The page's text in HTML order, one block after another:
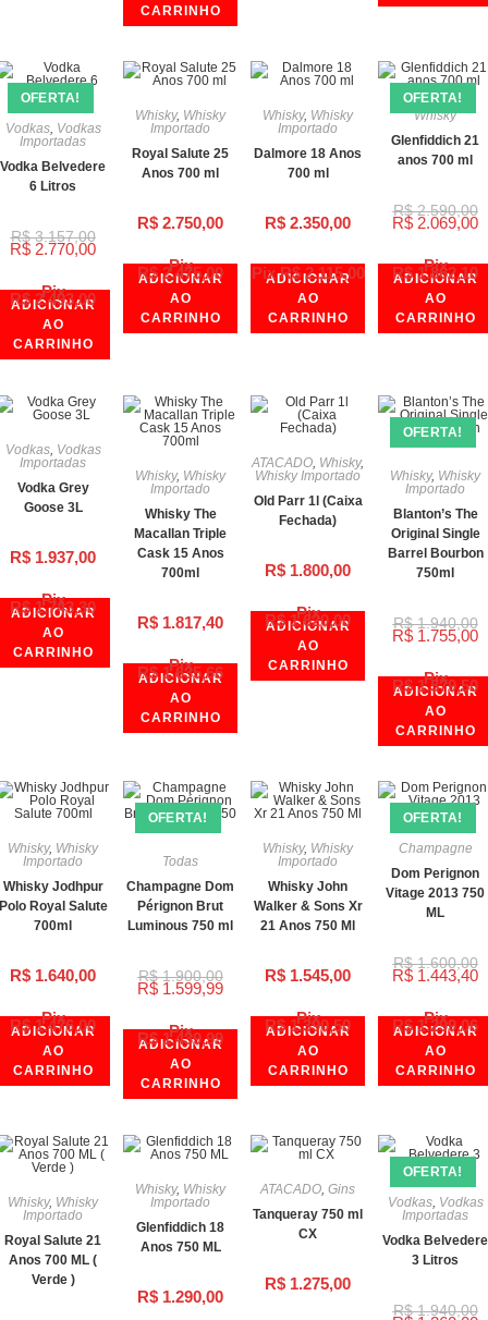
CARRINHO
Pix
R$2.493,00
OFERTA!
Vodkas, Vodkas
Importadas
Vodka Belvedere
6 Litros
R$3.157,00
R$ 2.770,00
ADICIONAR
AO
CARRINHO
Pix
R$2.475,00
Whisky, Whisky
Importado
Royal Salute 25
Anos 700 ml
R$ 2.750,00
ADICIONAR
AO
CARRINHO
Pix R$2.115,00
Whisky, Whisky
Importado
Dalmore 18 Anos
700 ml
R$ 2.350,00
ADICIONAR
AO
CARRINHO
Pix
R$1.862,10
OFERTA!
Whisky
Glenfiddich 21
anos 700 ml
R$2.590,00
R$ 2.069,00
ADICIONAR
AO
CARRINHO
Pix
R$1.743,30
Vodkas, Vodkas
Importadas
Vodka Grey
Goose 3L
R$ 1.937,00
ADICIONAR
AO
CARRINHO
Pix
R$1.635,66
Whisky, Whisky
Importado
Whisky The
Macallan Triple
Cask 15 Anos
700ml
R$ 1.817,40
ADICIONAR
AO
CARRINHO
Pix
R$1.620,00
ATACADO Whisky,
Whisky Importado
Old Parr 1l (Caixa
Fechada)
R$ 1.800,00
ADICIONAR
AO
CARRINHO
Pix
R$1.579,50
OFERTA!
Whisky, Whisky
Importado
Blanton’s The
Original Single
Barrel Bourbon
750ml
R$1.940,00
R$ 1.755,00
ADICIONAR
AO
CARRINHO
Pix
R$1.476,00
Whisky, Whisky
Importado
Whisky Jodhpur
Royal Salute
700ml
R$ 1.640,00
ADICIONAR
AO
CARRINHO
Pix
R$1.439,99
OFERTA!
Todas
Champagne Dom
Pérignon Brut
Luminous 750 ml
R$1.900,00
R$ 1.599,99
ADICIONAR
AO
CARRINHO
Pix
R$1.390,50
Whisky, Whisky
Importado
Whisky John
Walker & Sons Xr
21 Anos 750 Ml
R$ 1.545,00
ADICIONAR
AO
CARRINHO
Pix
R$1.299,06
OFERTA!
Champagne
Dom Perignon
Vitage 2013 750
ML
R$1.600,00
R$ 1.443,40
ADICIONAR
AO
CARRINHO
Whisky, Whisky
Importado
Royal Salute 21
Anos 700 ML (
Verde )
Whisky, Whisky
Importado
Glenfiddich 18
Anos 750 ML
R$ 1.290,00
ATACADO Gins
Tanqueray 750 ml
CX
R$ 1.275,00
OFERTA!
Vodkas, Vodkas
Importadas
Vodka Belvedere
3 Litros
R$1.940,00